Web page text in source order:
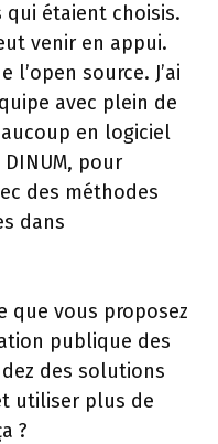
qui étaient choisis.
venir en appui.
l’open source. J’ai
avec plein de
en logiciel
pour
des méthodes
dans
que vous proposez
publique des
des solutions
utiliser plus de
?